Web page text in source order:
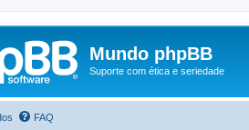
Mundo phpBB
Suporte com ética e seriedade
FAQ